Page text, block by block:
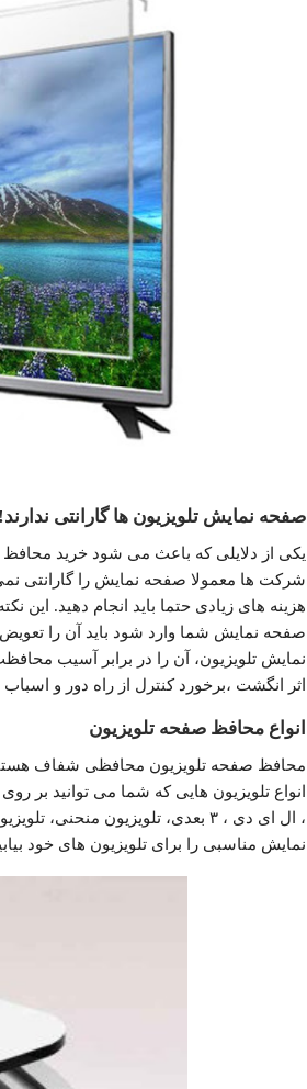
صفحه نمایش تلویزیون ها گارانتی ندارند!
یکی از دلایلی که باعث می شود خرید
شرکت ها معمولا صفحه نمایش را گارانتی نمی
هزینه های زیادی حتما باید انجام دهید. این
صفحه نمایش شما وارد شود باید آن را
نمایش تلویزیون، آن را در برابر آسیب
اثر انگشت ،برخورد کنترل از راه دور و
انواع محافظ صفحه تلویزیون
محافظ صفحه تلویزیون محافظی شفاف
انواع تلویزیون هایی که شما می توانید
نمایش مناسبی را برای تلویزیون های خود